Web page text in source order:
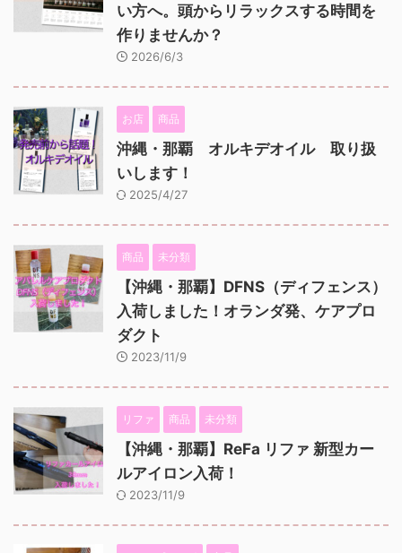
い方へ。頭からリラックスする時間を
作りませんか？
2026/6/3
お店 商品
沖縄・那覇 オルキデオイル 取り扱
いします！
2025/4/27
商品 未分類
【沖縄・那覇】DFNS（ディフェンス）
入荷しました！オランダ発、ケアプロ
ダクト
2023/11/9
リファ 商品 未分類
【沖縄・那覇】ReFa リファ 新型カー
ルアイロン入荷！
2023/11/9